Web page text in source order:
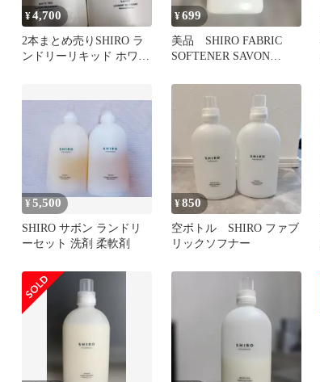
¥4,700
2本まとめ売りSHIRO ラ
ンドリーリキッド ホワイ
¥699
美品 SHIRO FABRIC
SOFTENER SAVON
¥5,500
SHIRO サボン ランドリ
ーセット 洗剤 柔軟剤
¥850
空ボトル SHIRO ファブ
リックソフナー